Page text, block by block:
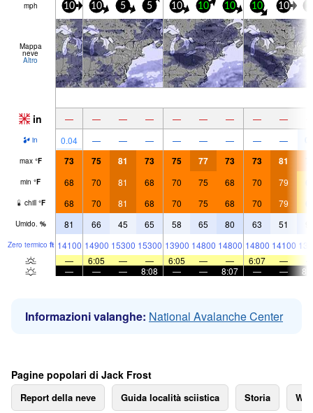
mph 10 10 5 5 10 10 10 10 10
Mappa
neve
Altro
in — — — — — — — — —
in 0.04 — — — — — — — —
max °F 73 75 81 73 75 77 73 73 81
min °F 68 70 81 68 70 75 68 70 79
chill °F 68 70 81 68 70 75 68 70 79
Umido. % 81 66 45 65 58 65 80 63 51
Zero termico ft 14100 14900 15300 15300 13900 14800 14800 14800 14100
—
6:05 — — 6:05 — — 6:07 —
—
— — 8:08 — — 8:07 — —
Informazioni valanghe: National Avalanche Center
Pagine popolari di Jack Frost
Report della neve Guida località sciistica Storia